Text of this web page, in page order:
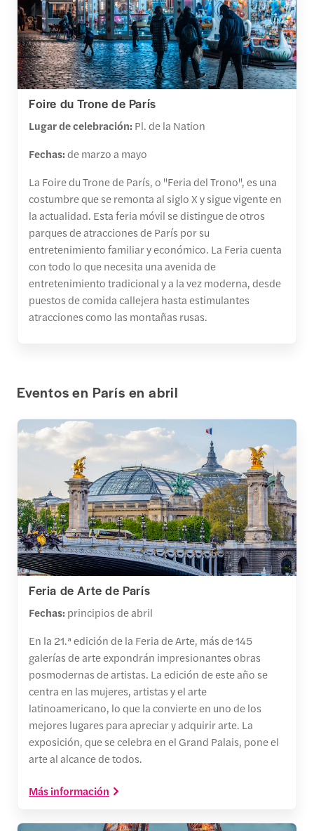
Foire du Trone de París
Lugar de celebración: Pl. de la Nation
Fechas:de marzo a mayo
La Foire du Trone de París, o "Feria del Trono", es una
costumbre que se remonta al siglo X y sigue vigente en
la actualidad. Esta feria móvil se distingue de otros
parques de atracciones de París por su
entretenimiento familiar y económico. La Feria cuenta
con todo lo que necesita una avenida de
entretenimiento tradicional y a la vez moderna, desde
puestos de comida callejera hasta estimulantes
atracciones como las montañas rusas.
Eventos en París en abril
Feria de Arte de París
Fechas: principios de abril
En la 21.ª edición de la Feria de Arte, más de 145
galerías de arte expondrán impresionantes obras
posmodernas de artistas. La edición de este año se
centra en las mujeres, artistas y el arte
latinoamericano, lo que la convierte en uno de los
mejores lugares para apreciar y adquirir arte. La
exposición, que se celebra en el Grand Palais, pone el
arte al alcance de todos.
Más información